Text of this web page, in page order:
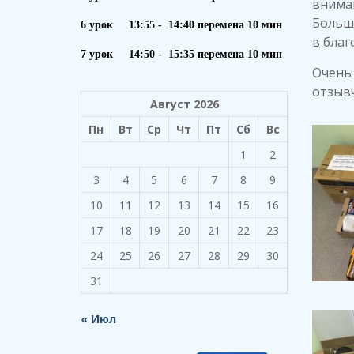
в
Очень
6 урок 13:55 - 14:40 перемена 10 мин
7 урок 14:50 - 15:35 перемена 10 мин
Август 2026
Пн
Вт Ср Чт Пт Сб
Вс
1
2
3
4 5 6 7 8
9
10
11 12 13 14 15
16
17
18 19 20 21 22
23
24
25 26 27 28 29
30
31
« Июл